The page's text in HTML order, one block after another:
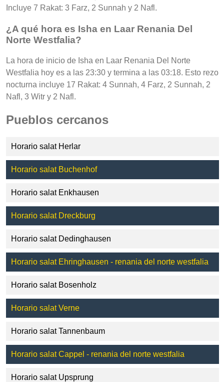
Incluye 7 Rakat: 3 Farz, 2 Sunnah y 2 Nafl.
¿A qué hora es Isha en Laar Renania Del
Norte Westfalia?
La hora de inicio de Isha en Laar Renania Del Norte
Westfalia hoy es a las 23:30 y termina a las 03:18. Esto rezo
nocturna incluye 17 Rakat: 4 Sunnah, 4 Farz, 2 Sunnah, 2
Nafl, 3 Witr y 2 Nafl.
Pueblos cercanos
Horario salat Herlar
Horario salat Buchenhof
Horario salat Enkhausen
Horario salat Dreckburg
Horario salat Dedinghausen
Horario salat Ehringhausen - renania del norte westfalia
Horario salat Bosenholz
Horario salat Verne
Horario salat Tannenbaum
Horario salat Cappel - renania del norte westfalia
Horario salat Upsprung